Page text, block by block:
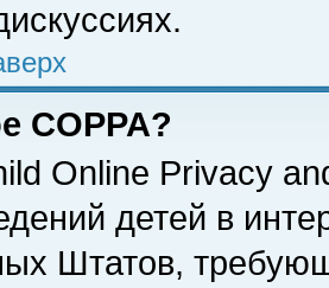
COPPA?
Online Privacy
детей в
Штатов,